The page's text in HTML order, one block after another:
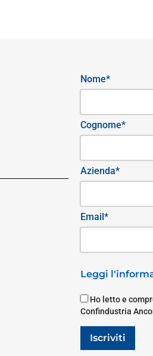
Nome*
Cognome*
Azienda*
Email*
Leggi
Ho letto e
Confindustria
Iscriviti